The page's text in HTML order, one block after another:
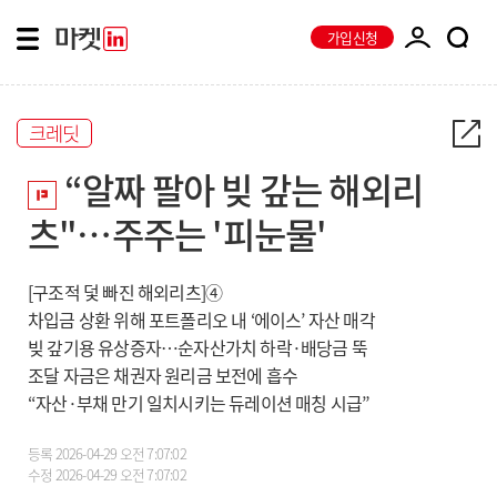
가입신청
크레딧
“알짜 팔아 빚 갚는 해외리
츠"…주주는 '피눈물'
[구조적 덫 빠진 해외리츠]④
차입금 상환 위해 포트폴리오 내 ‘에이스’ 자산 매각
빚 갚기용 유상증자…순자산가치 하락·배당금 뚝
조달 자금은 채권자 원리금 보전에 흡수
“자산·부채 만기 일치시키는 듀레이션 매칭 시급”
등록2026-04-29 오전 7:07:02
수정 2026-04-29 오전 7:07:02